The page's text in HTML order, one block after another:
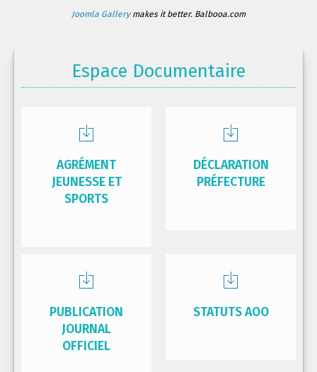
Joomla Gallerymakes it better. Balbooa.com
Espace Documentaire
AGRÉMENT
JEUNESSE ET
SPORTS
DÉCLARATION
PRÉFECTURE
PUBLICATION
JOURNAL
OFFICIEL
STATUTS AOO